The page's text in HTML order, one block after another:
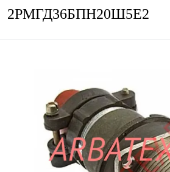
2РМГД36БПН20Ш5Е2